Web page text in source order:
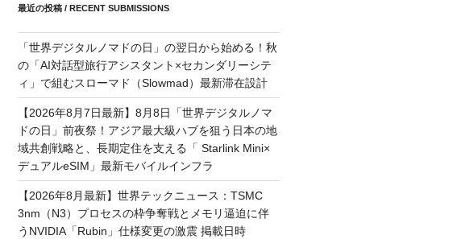
最近の投稿 / RECENT SUBMISSIONS
「世界デジタルノマドの日」の翌日から始める！秋
の「AI対話型旅行アシスタント×セカンダリーシテ
ィ」で組むスローマド（Slowmad）最新滞在設計
【2026年8月7日最新】8月8日「世界デジタルノマ
ドの日」前夜祭！アジア最大級ハブを狙う日本の地
域共創戦略と、長期定住を支える「 Starlink Mini×
デュアルeSIM」最新モバイルインフラ
【2026年8月最新】世界テックニュース：TSMC
3nm（N3）プロセスの枠争奪戦とメモリ逼迫に伴
うNVIDIA「Rubin」仕様変更の激震 掲載日時